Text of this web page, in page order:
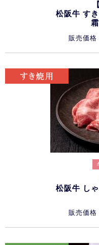
松阪牛 す
販売価格
松阪牛 し
販売価格